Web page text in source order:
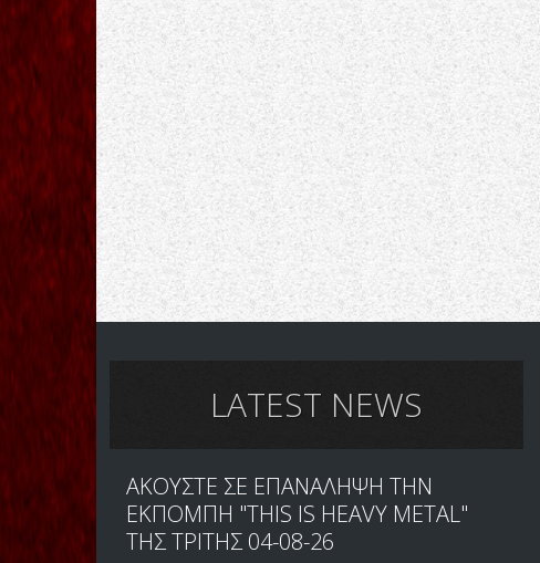
LATEST NEWS
ΑΚΟΥΣΤΕ ΣΕ ΕΠΑΝΑΛΗΨΗ ΤΗΝ
ΕΚΠΟΜΠΗ "THIS IS HEAVY METAL"
ΤΗΣ ΤΡΙΤΗΣ 04-08-26